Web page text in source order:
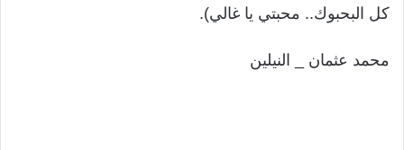
كل البحبوك.. محبتي يا غالي).
محمد عثمان _ النيلين